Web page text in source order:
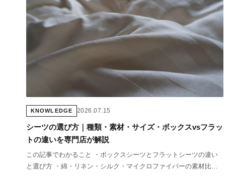
KNOWLEDGE 2026.07.15
シーツの選び方｜種類・素材・サイズ・ボックスvsフラッ
トの違いを専門店が解説
この記事でわかること ・ボックスシーツとフラットシーツの違い
と選び方 ・綿・リネン・シルク・マイクロファイバーの素材比較